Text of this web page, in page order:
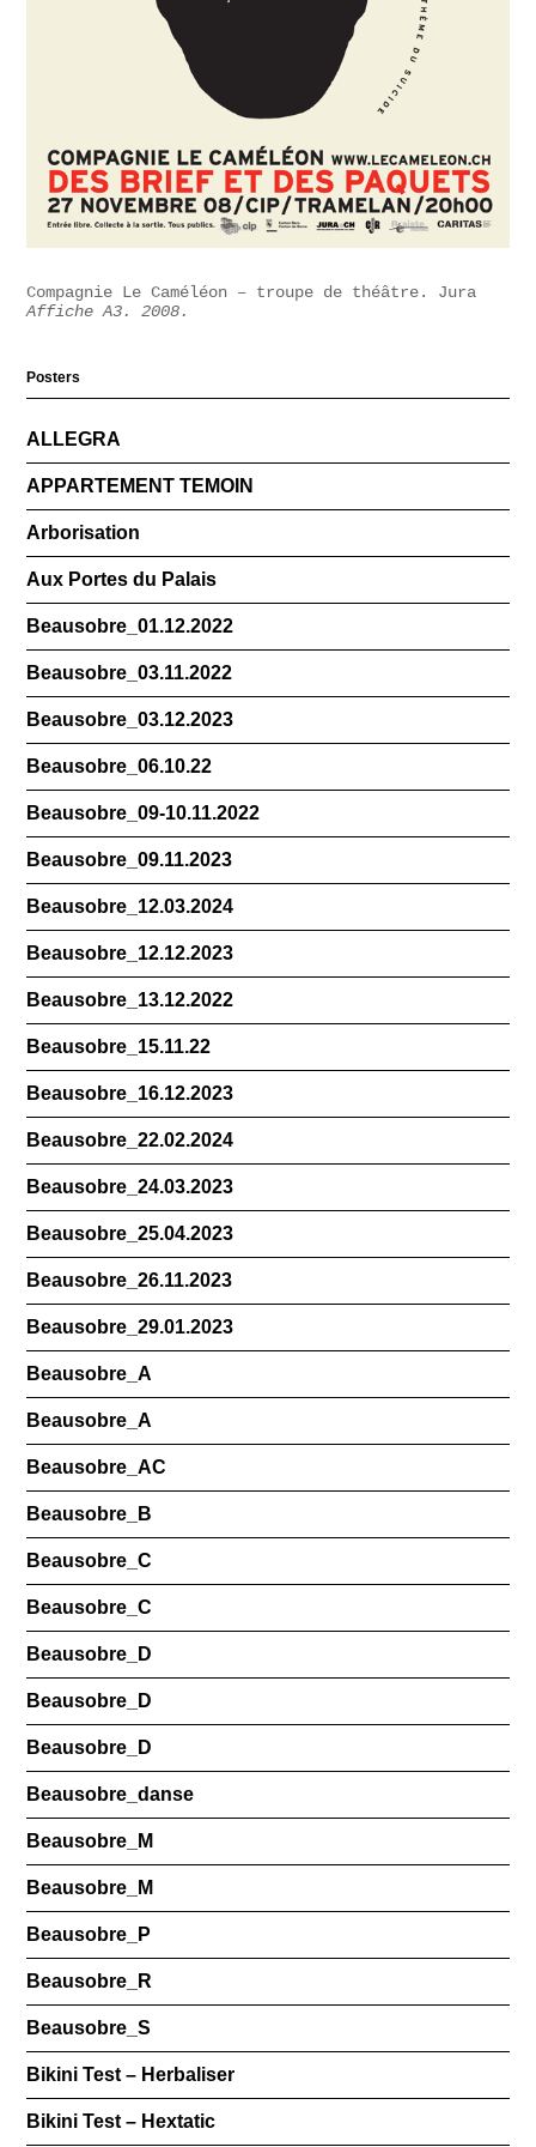
Compagnie Le Caméléon – troupe de théâtre. Jura
Affiche A3. 2008.
Posters
ALLEGRA
APPARTEMENT TEMOIN
Arborisation
Aux Portes du Palais
Beausobre_01.12.2022
Beausobre_03.11.2022
Beausobre_03.12.2023
Beausobre_06.10.22
Beausobre_09-10.11.2022
Beausobre_09.11.2023
Beausobre_12.03.2024
Beausobre_12.12.2023
Beausobre_13.12.2022
Beausobre_15.11.22
Beausobre_16.12.2023
Beausobre_22.02.2024
Beausobre_24.03.2023
Beausobre_25.04.2023
Beausobre_26.11.2023
Beausobre_29.01.2023
Beausobre_A
Beausobre_A
Beausobre_AC
Beausobre_B
Beausobre_C
Beausobre_C
Beausobre_D
Beausobre_D
Beausobre_D
Beausobre_danse
Beausobre_M
Beausobre_M
Beausobre_P
Beausobre_R
Beausobre_S
Bikini Test – Herbaliser
Bikini Test – Hextatic